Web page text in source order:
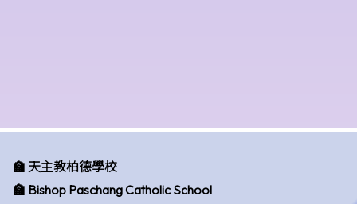
🏫 天主教柏德學校
🏫 Bishop Paschang Catholic School